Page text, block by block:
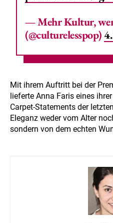
— Mehr Kultur,
(@culturelesspop)
Mit ihrem Auftritt bei der
lieferte Anna Faris eines
Carpet-Statements der
Eleganz weder vom Alter
sondern von dem echten